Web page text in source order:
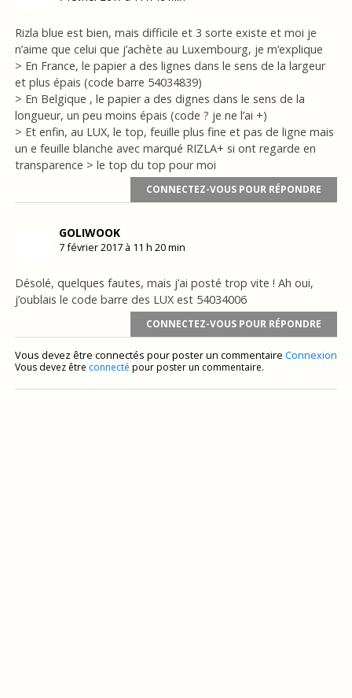
Rizla blue est bien, mais difficile et 3 sorte existe et moi je
n’aime que celui que j’achète au Luxembourg, je m’explique
> En France, le papier a des lignes dans le sens de la largeur
et plus épais (code barre 54034839)
> En Belgique , le papier a des dignes dans le sens de la
longueur, un peu moins épais (code ? je ne l’ai +)
> Et enfin, au LUX, le top, feuille plus fine et pas de ligne mais
un e feuille blanche avec marqué RIZLA+ si ont regarde en
transparence > le top du top pour moi
CONNECTEZ-VOUS POUR RÉPONDRE
GOLIWOOK
7 février 2017 à 11 h 20 min
Désolé, quelques fautes, mais j’ai posté trop vite ! Ah oui,
j’oublais le code barre des LUX est 54034006
CONNECTEZ-VOUS POUR RÉPONDRE
Vous devez être connectés pour poster un commentaire Connexion
Vous devez être connecté pour poster un commentaire.